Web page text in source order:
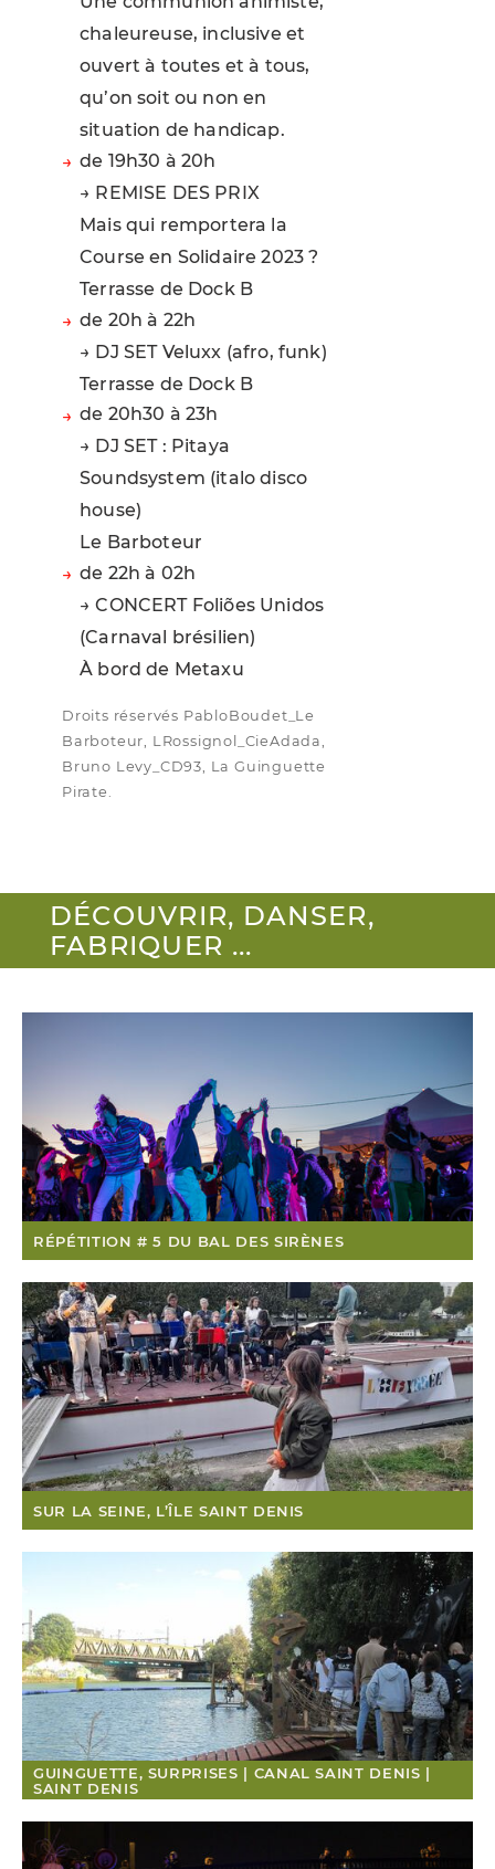
chaleureuse, inclusive et
ouvert à toutes et à tous,
qu’on soit ou non en
situation de handicap.
de 19h30 à 20h
→ REMISE DES PRIX
Mais qui remportera la
Course en Solidaire 2023 ?
Terrasse de Dock B
de 20h à 22h
→ DJ SET Veluxx (afro, funk)
Terrasse de Dock B
de 20h30 à 23h
→ DJ SET : Pitaya
Soundsystem (italo disco
house)
Le Barboteur
de 22h à 02h
→ CONCERT Foliões Unidos
(Carnaval brésilien)
À bord de Metaxu
Droits réservés PabloBoudet_Le
Barboteur, LRossignol_CieAdada,
Bruno Levy_CD93, La Guinguette
Pirate.
DÉCOUVRIR, DANSER,
FABRIQUER ...
RÉPÉTITION # 5 DU BAL DES SIRÈNES
SUR LA SEINE, L’ÎLE SAINT DENIS
GUINGUETTE, SURPRISES | CANAL SAINT DENIS |
SAINT DENIS